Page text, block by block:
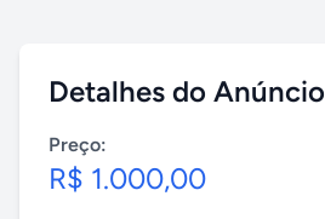
Detalhes do Anúncio
Preço:
R$ 1.000,00